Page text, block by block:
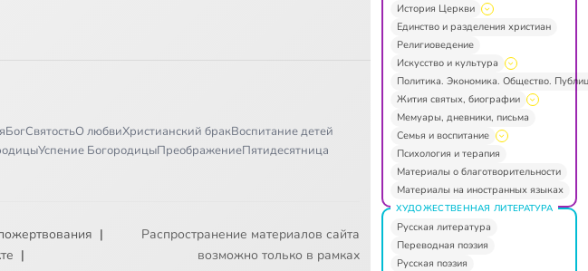
БогСвятостьО любвиХристианский бракВоспитание детей
Успение БогородицыПреображениеПятидесятница
|
|
Распространение материалов сайта
возможно только в рамках
История Церкви
Единство и разделения христиан
Религиоведение
Искусство и культура
Политика. Экономика. Общество.
Жития святых, биографии
Мемуары, дневники, письма
Семья и воспитание
Психология и терапия
Материалы о благотворительности
Материалы на иностранных языках
ХУДОЖЕСТВЕННАЯ ЛИТЕРАТУРА
Русская литература
Переводная поэзия
Русская поэзия